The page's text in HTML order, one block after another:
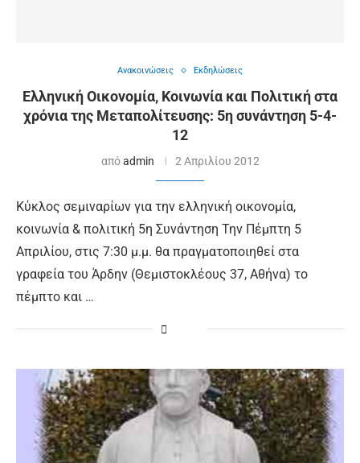
Ανακοινώσεις Εκδηλώσεις
Ελληνική Οικονομία, Κοινωνία και Πολιτική στα
χρόνια της Μεταπολίτευσης: 5η συνάντηση 5-4-
12
απόadmin 2 Απριλίου 2012
Κύκλος σεμιναρίων για την ελληνική οικονομία,
κοινωνία & πολιτική 5η Συνάντηση Την Πέμπτη 5
Απριλίου, στις 7:30 μ.μ. θα πραγματοποιηθεί στα
γραφεία του Άρδην (Θεμιστοκλέους 37, Αθήνα) το
πέμπτο και …